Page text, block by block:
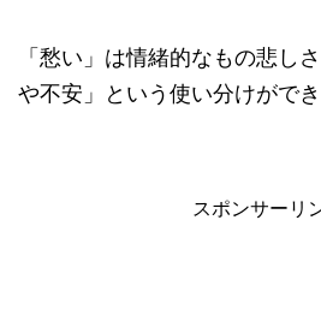
「愁い」は情緒的なもの悲し
や不安」という使い分けができ
スポンサーリ